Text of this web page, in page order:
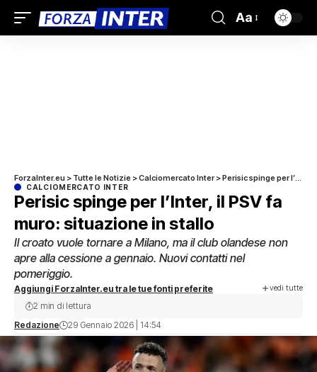
Aa
ForzaInter.eu > Tutte le Notizie >Calciomercato Inter>Perisic spinge per l’Inter, il PSV fa muro: situazione in stallo
CALCIOMERCATO INTER
Perisic spinge per l’Inter, il PSV fa
muro: situazione in stallo
Il croato vuole tornare a Milano, ma il club olandese non
apre alla cessione a gennaio. Nuovi contatti nel
pomeriggio.
Aggiungi ForzaInter.eu tra le tue fonti preferite vedi tutte
Redazione 29 Gennaio 2026 | 14:54
2 min di lettura